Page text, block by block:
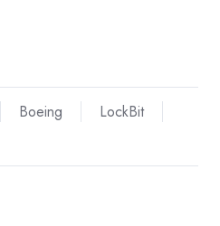
Boeing
LockBit